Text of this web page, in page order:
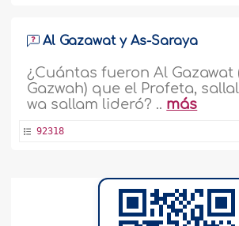
Al Gazawat y As-Saraya
¿Cuántas fueron Al
Gazwah) que el Profeta,
wa sallam lideró? .. más
92318